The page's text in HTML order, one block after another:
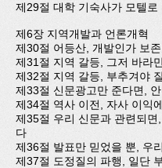
제29절 대학 기숙사가 모텔로
제6장 지역개발과 언론개혁
제30절 어등산, 개발인가 보
제31절 지역 갈등, 그저 바라
제32절 지역 갈등, 부추겨야
제33절 신문광고만 준다면,
제34절 역사 이전, 자사 이익
제35절 우리 신문과 관련되면
다
제36절 발표만 믿었을 뿐, 우
제37절 도정질의 파행, 일단